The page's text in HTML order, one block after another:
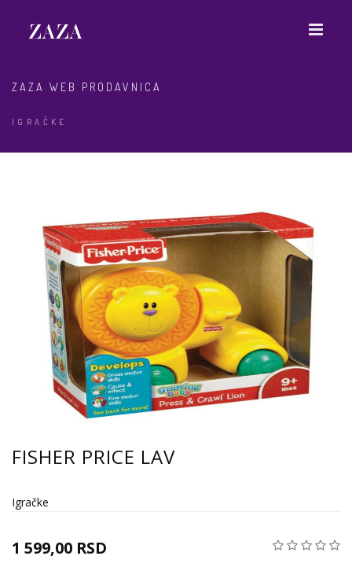
ZAZA WEB PRODAVNICA
IGRAČKE
FISHER PRICE LAV
Igračke
1 599,00 RSD